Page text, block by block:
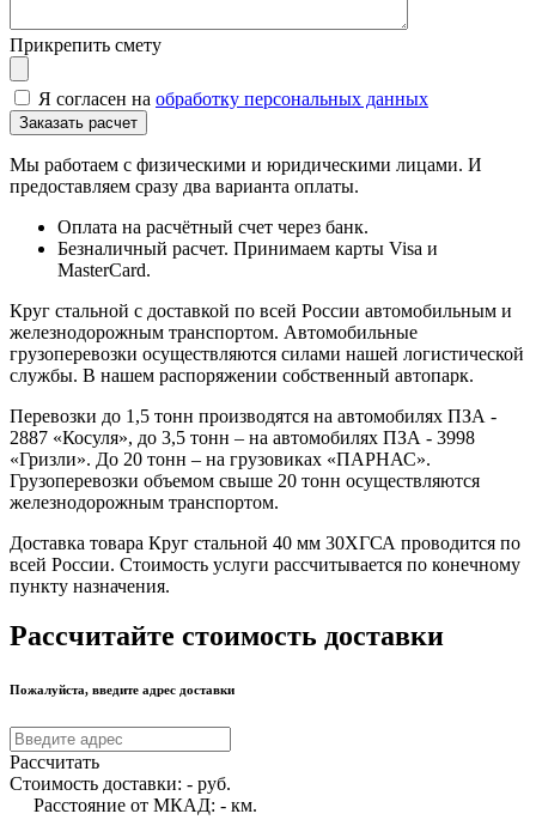
Прикрепить смету
Я согласен на обработку персональных данных
Мы работаем с физическими и юридическими лицами. И
предоставляем сразу два варианта оплаты.
Оплата на расчётный счет через банк.
Безналичный расчет. Принимаем карты Visa и
MasterCard.
Круг стальной с доставкой по всей России автомобильным и
железнодорожным транспортом. Автомобильные
грузоперевозки осуществляются силами нашей логистической
службы. В нашем распоряжении собственный автопарк.
Перевозки до 1,5 тонн производятся на автомобилях ПЗА -
2887 «Косуля», до 3,5 тонн – на автомобилях ПЗА - 3998
«Гризли». До 20 тонн – на грузовиках «ПАРНАС».
Грузоперевозки объемом свыше 20 тонн осуществляются
железнодорожным транспортом.
Доставка товара Круг стальной 40 мм 30ХГСА проводится по
всей России. Стоимость услуги рассчитывается по конечному
пункту назначения.
Рассчитайте стоимость доставки
Пожалуйста, введите адрес доставки
Рассчитать
Стоимость доставки: - руб.
Расстояние от МКАД: - км.